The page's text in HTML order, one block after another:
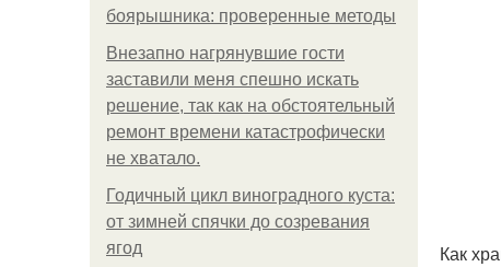
боярышника: проверенные методы
Внезапно нагрянувшие гости
заставили меня спешно искать
решение, так как на обстоятельный
ремонт времени катастрофически
не хватало.
Годичный цикл виноградного куста:
от зимней спячки до созревания
ягод
Как